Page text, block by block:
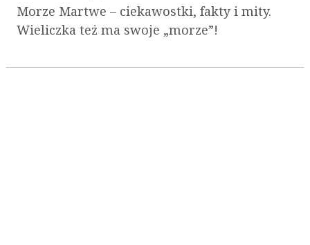
Morze Martwe – ciekawostki, fakty i mity.
Wieliczka też ma swoje „morze”!